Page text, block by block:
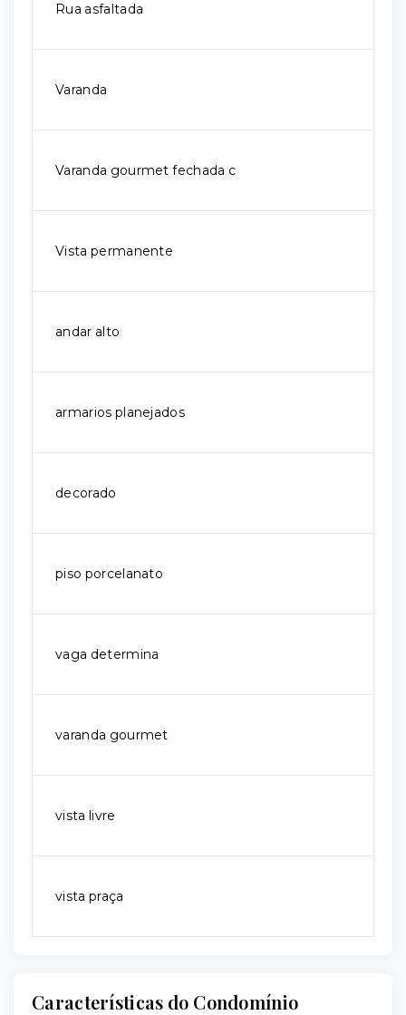
Rua asfaltada
Varanda
Varanda gourmet fechada c
Vista permanente
andar alto
armarios planejados
decorado
piso porcelanato
vaga determina
varanda gourmet
vista livre
vista praça
Características do Condomínio